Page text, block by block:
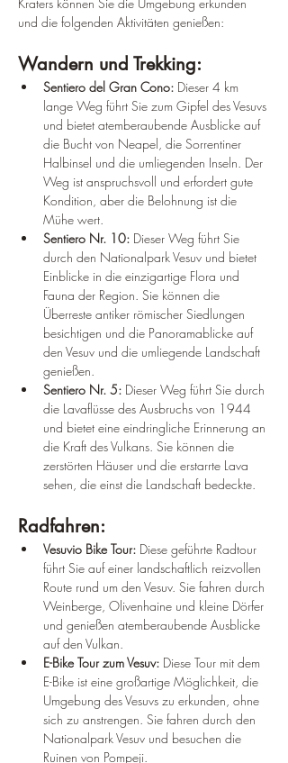
und die folgenden Aktivitäten genießen:
Wandern und Trekking:
Sentiero del Gran Cono: Dieser 4 km
lange Weg führt Sie zum Gipfel des Vesuvs
und bietet atemberaubende Ausblicke auf
die Bucht von Neapel, die Sorrentiner
Halbinsel und die umliegenden Inseln. Der
Weg ist anspruchsvoll und erfordert gute
Kondition, aber die Belohnung ist die
Mühe wert.
Sentiero Nr. 10: Dieser Weg führt Sie
durch den Nationalpark Vesuv und bietet
Einblicke in die einzigartige Flora und
Fauna der Region. Sie können die
Überreste antiker römischer Siedlungen
besichtigen und die Panoramablicke auf
den Vesuv und die umliegende Landschaft
genießen.
Sentiero Nr. 5: Dieser Weg führt Sie durch
die Lavaflüsse des Ausbruchs von 1944
und bietet eine eindringliche Erinnerung an
die Kraft des Vulkans. Sie können die
zerstörten Häuser und die erstarrte Lava
sehen, die einst die Landschaft bedeckte.
Radfahren:
Vesuvio Bike Tour: Diese geführte Radtour
führt Sie auf einer landschaftlich reizvollen
Route rund um den Vesuv. Sie fahren durch
Weinberge, Olivenhaine und kleine Dörfer
und genießen atemberaubende Ausblicke
auf den Vulkan.
E-Bike Tour zum Vesuv: Diese Tour mit dem
E-Bike ist eine großartige Möglichkeit, die
Umgebung des Vesuvs zu erkunden, ohne
sich zu anstrengen. Sie fahren durch den
Nationalpark Vesuv und besuchen die
Ruinen von Pompeji.